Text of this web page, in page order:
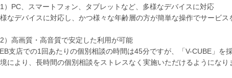
1）PC、スマートフォン、タブレットなど、多様なデバイスに対応
なデバイスに対応し、かつ様々な年齢層の方が簡単な操作でサービス
2）高画質・高音質で安定した利用が可能
支店での1回あたりの個別相談の時間は45分ですが、「V-CUBE」
により、長時間の個別相談をストレスなく実施いただけるようになり